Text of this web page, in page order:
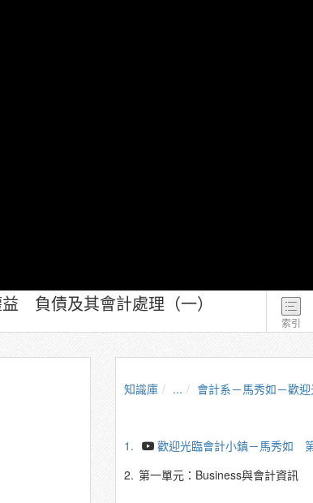
索引
負債及其會計處理（一）
知識庫 ... 會計系－馬秀如－歡
1.
歡迎光臨會計小鎮－馬秀如
2. 第一單元：Business與會計資訊